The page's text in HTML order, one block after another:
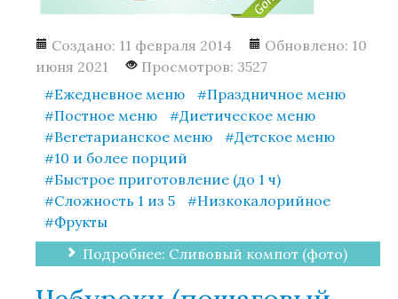
Создано: 11 февраля 2014
Обновлено: 10
июня 2021
Просмотров: 3527
Ежедневное меню
Праздничное меню
Постное меню
Диетическое меню
Вегетарианское меню
Детское меню
10 и более порций
Быстрое приготовление (до 1 ч)
Сложность 1 из 5
Низкокалорийное
Фрукты
Подробнее: Сливовый компот (фото)